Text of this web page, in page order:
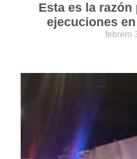
Esta es la
ejecuciones
febrero